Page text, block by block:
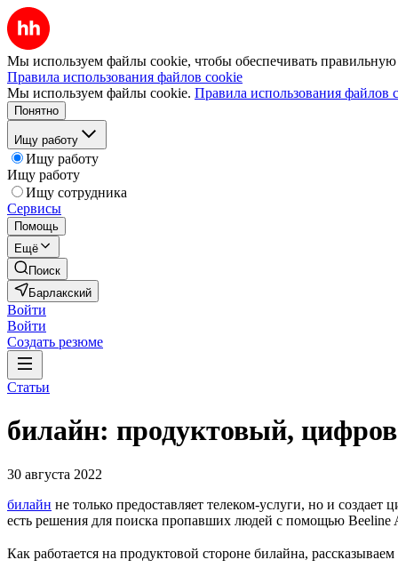
Мы используем файлы cookie, чтобы обеспечивать правильную
Правила использования файлов cookie
Мы используем файлы cookie. Правила использования файлов
Понятно
Ищу работу
Ищу работу
Ищу работу
Ищу сотрудника
Сервисы
Помощь
Ещё
Поиск
Барлакский
Войти
Войти
Создать резюме
Статьи
билайн: продуктовый,
30 августа 2022
билайн не только предоставляет телеком-услуги, но и
есть решения для поиска пропавших людей с помощью Beeline
Как работается на продуктовой стороне билайна,